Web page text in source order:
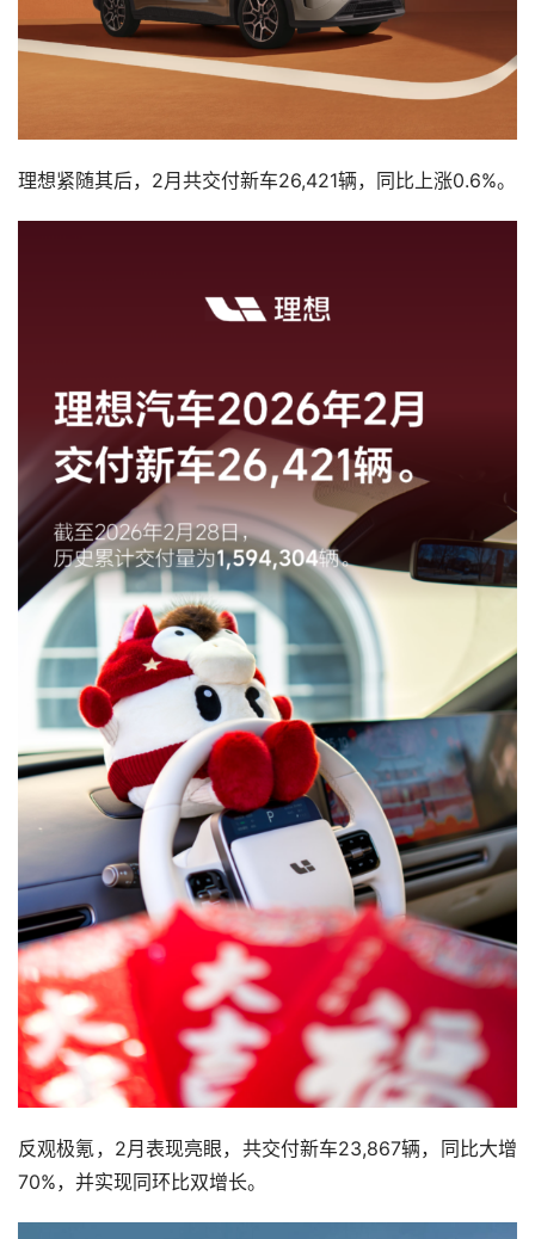
理想紧随其后，2月共交付新车26,421辆，同比上涨0.6%。
反观极氪，2月表现亮眼，共交付新车23,867辆，同比大增
70%，并实现同环比双增长。